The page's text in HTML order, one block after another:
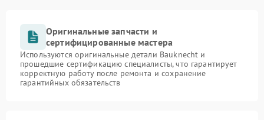
Оригинальные запчасти и
сертифицированные мастера
Используются оригинальные детали Bauknecht и
прошедшие сертификацию специалисты, что гарантирует
корректную работу после ремонта и сохранение
гарантийных обязательств